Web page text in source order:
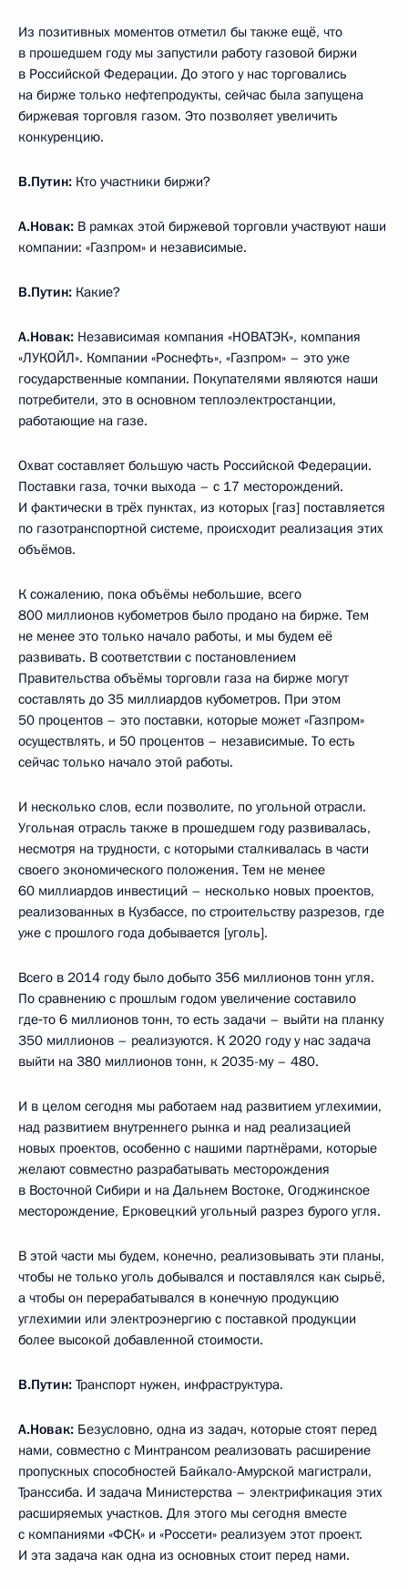
Из позитивных моментов отметил бы также ещё, что
в прошедшем году мы запустили работу газовой биржи
в Российской Федерации. До этого у нас торговались
на бирже только нефтепродукты, сейчас была запущена
биржевая торговля газом. Это позволяет увеличить
конкуренцию.
В.Путин: Кто участники биржи?
А.Новак: В рамках этой биржевой торговли участвуют наши
компании: «Газпром» и независимые.
В.Путин: Какие?
А.Новак: Независимая компания «НОВАТЭК», компания
«ЛУКОЙЛ». Компании «Роснефть», «Газпром» – это уже
государственные компании. Покупателями являются наши
потребители, это в основном теплоэлектростанции,
работающие на газе.
Охват составляет большую часть Российской Федерации.
Поставки газа, точки выхода – с 17 месторождений.
И фактически в трёх пунктах, из которых [газ] поставляется
по газотранспортной системе, происходит реализация этих
объёмов.
К сожалению, пока объёмы небольшие, всего
800 миллионов кубометров было продано на бирже. Тем
не менее это только начало работы, и мы будем её
развивать. В соответствии с постановлением
Правительства объёмы торговли газа на бирже могут
составлять до 35 миллиардов кубометров. При этом
50 процентов – это поставки, которые может «Газпром»
осуществлять, и 50 процентов – независимые. То есть
сейчас только начало этой работы.
И несколько слов, если позволите, по угольной отрасли.
Угольная отрасль также в прошедшем году развивалась,
несмотря на трудности, с которыми сталкивалась в части
своего экономического положения. Тем не менее
60 миллиардов инвестиций – несколько новых проектов,
реализованных в Кузбассе, по строительству разрезов, где
уже с прошлого года добывается [уголь].
Всего в 2014 году было добыто 356 миллионов тонн угля.
По сравнению с прошлым годом увеличение составило
где‑то 6 миллионов тонн, то есть задачи – выйти на планку
350 миллионов – реализуются. К 2020 году у нас задача
выйти на 380 миллионов тонн, к 2035-му – 480.
И в целом сегодня мы работаем над развитием углехимии,
над развитием внутреннего рынка и над реализацией
новых проектов, особенно с нашими партнёрами, которые
желают совместно разрабатывать месторождения
в Восточной Сибири и на Дальнем Востоке, Огоджинское
месторождение, Ерковецкий угольный разрез бурого угля.
В этой части мы будем, конечно, реализовывать эти планы,
чтобы не только уголь добывался и поставлялся как сырьё,
а чтобы он перерабатывался в конечную продукцию
углехимии или электроэнергию с поставкой продукции
более высокой добавленной стоимости.
В.Путин: Транспорт нужен, инфраструктура.
А.Новак: Безусловно, одна из задач, которые стоят перед
нами, совместно с Минтрансом реализовать расширение
пропускных способностей Байкало-Амурской магистрали,
Транссиба. И задача Министерства – электрификация этих
расширяемых участков. Для этого мы сегодня вместе
с компаниями «ФСК» и «Россети» реализуем этот проект.
И эта задача как одна из основных стоит перед нами.